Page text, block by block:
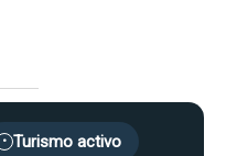
• Turismo activo